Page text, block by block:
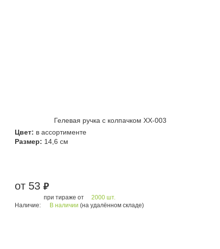
Гелевая ручка с колпачком XX-003
Цвет: в ассортименте
Размер: 14,6 см
от 53 руб.
при тираже от
2000 шт.
Наличие:
В наличии (на удалённом складе)